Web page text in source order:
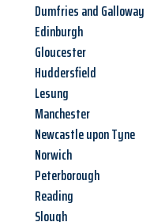
Dumfries and Galloway
Edinburgh
Gloucester
Huddersfield
Lesung
Manchester
Newcastle upon Tyne
Norwich
Peterborough
Reading
Slough